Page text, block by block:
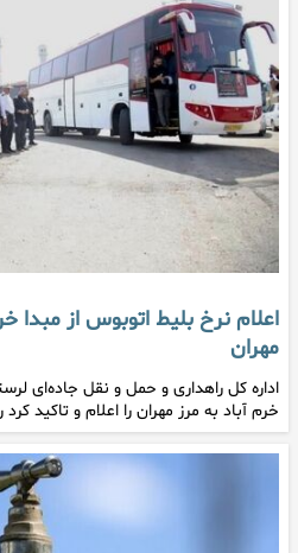
اعلام نرخ بلیط اتوبوس از مبدا
مهران
اداره کل راهداری و حمل و نقل جاده‌ای
خرم آباد به مرز مهران را اعلام و تاکید